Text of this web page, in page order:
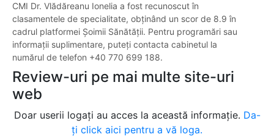
CMI Dr. Vlădăreanu Ionelia a fost recunoscut în
clasamentele de specialitate, obținând un scor de 8.9 în
cadrul platformei Șoimii Sănătății. Pentru programări sau
informații suplimentare, puteți contacta cabinetul la
numărul de telefon +40 770 699 188.
Review-uri pe mai multe site-uri
web
Doar userii logați au acces la această informație. Da-
ți click aici pentru a vă loga.